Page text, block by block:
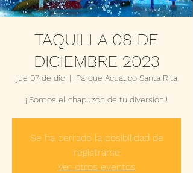
TAQUILLA 08 DE
DICIEMBRE 2023
jue 07 de dic
  |
Parque Acuatico Santa Rita
¡¡Somos el chapuzón de tu diversión!!
Se ha cerrado la posibilidad de
registrarse
Ver otros eventos